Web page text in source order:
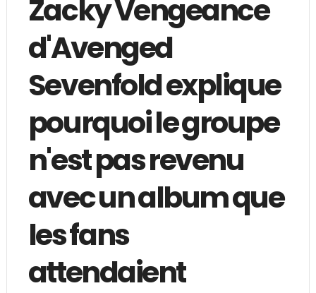
Zacky Vengeance
d'Avenged
Sevenfold explique
pourquoi le groupe
n'est pas revenu
avec un album que
les fans
attendaient